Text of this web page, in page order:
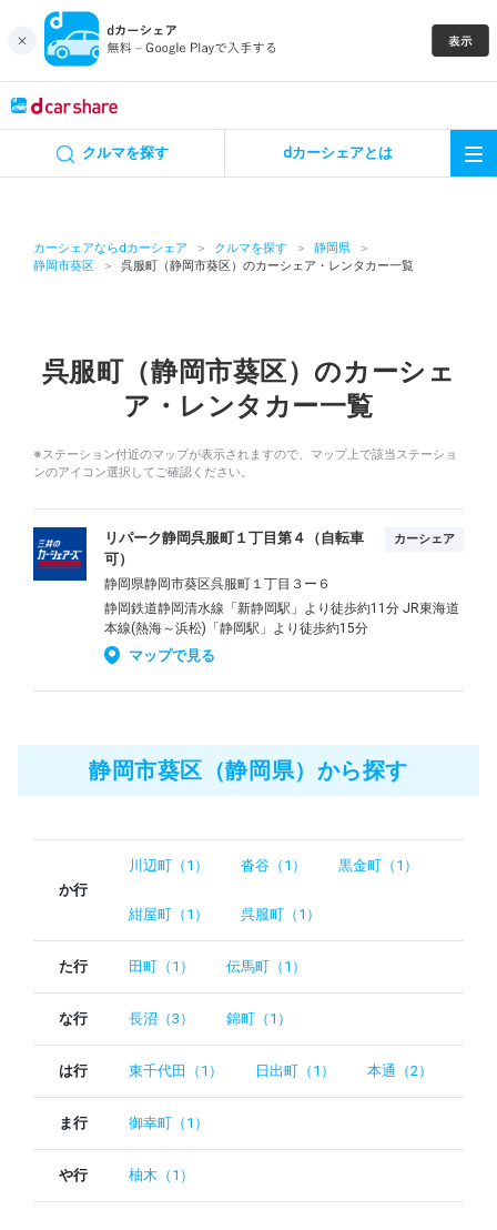
クルマを探す dカーシェアとは
カーシェアならdカーシェア クルマを探す
静岡県
静岡市葵区
呉服町（静岡市葵区）のカーシェア・レンタカー一覧
呉服町（静岡市葵区）のカーシェ
ア・レンタカー一覧
※ステーション付近のマップが表示されますので、マップ上で該当ステーショ
ンのアイコン選択してご確認ください。
リパーク静岡呉服町１丁目第４（自転車
可）
カーシェア
静岡県静岡市葵区呉服町１丁目３ー６
静岡鉄道静岡清水線「新静岡駅」より徒歩約11分 JR東海道
本線(熱海～浜松)「静岡駅」より徒歩約15分
マップで見る
静岡市葵区（静岡県）から探す
か行
川辺町（1） 沓谷（1） 黒金町（1）
紺屋町（1） 呉服町（1）
た行 田町（1） 伝馬町（1）
な行 長沼（3） 錦町（1）
は行 東千代田（1） 日出町（1） 本通（2）
ま行 御幸町（1）
や行 柚木（1）
カーシェア
特集
アプリの使い方